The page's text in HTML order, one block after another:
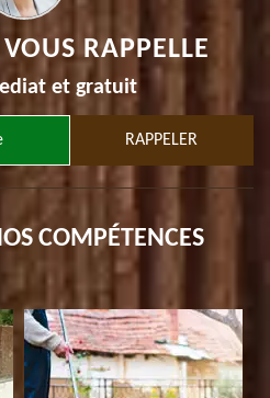
RAPPELLE
et gratuit
COMPÉTENCES